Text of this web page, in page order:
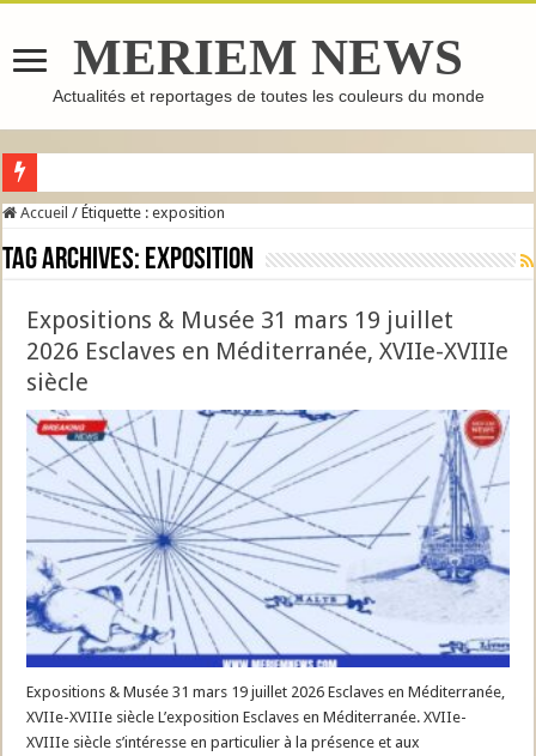
MERIEM NEWS
Actualités et reportages de toutes les couleurs du monde
GHASSOUL : L’ARGILE MAROCAINE QUI FAIT LE TOUR DU MONDE
Accueil / Étiquette :exposition
Tag Archives: exposition
Expositions & Musée 31 mars 19 juillet
2026 Esclaves en Méditerranée, XVIIe-XVIIIe
siècle
Expositions & Musée 31 mars 19 juillet 2026 Esclaves en Méditerranée,
XVIIe-XVIIIe siècle L’exposition Esclaves en Méditerranée. XVIIe-
XVIIIe siècle s’intéresse en particulier à la présence et aux